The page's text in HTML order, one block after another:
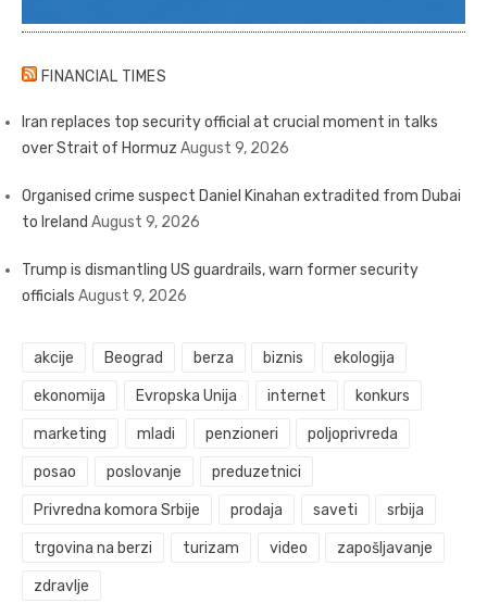
FINANCIAL TIMES
Iran replaces top security official at crucial moment in talks
over Strait of Hormuz August 9, 2026
Organised crime suspect Daniel Kinahan extradited from Dubai
to Ireland August 9, 2026
Trump is dismantling US guardrails, warn former security
officials August 9, 2026
akcije Beograd berza biznis ekologija
ekonomija Evropska Unija internet konkurs
marketing mladi penzioneri poljoprivreda
posao poslovanje preduzetnici
Privredna komora Srbije prodaja saveti srbija
trgovina na berzi turizam video zapošljavanje
zdravlje